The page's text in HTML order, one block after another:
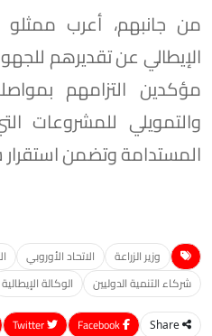
من جانبهم، أعرب ممثلو
الإيطالي عن تقديرهم للجهود
مؤكدين التزامهم
والتمويلي للمشروعات
المستدامة وتضمن استقرار
وزير الزراعة الاتحاد الأوروبي
شركاء التنمية الدوليين
الوكالة الإيطالية
Share